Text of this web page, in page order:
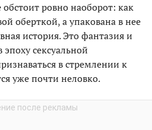
обстоит ровно наоборот: как
оберткой, а упакована в нее
история. Это фантазия и
сексуальной
в стремлении к
уже почти неловко.